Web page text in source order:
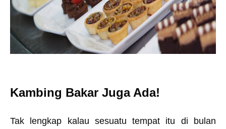
Kambing Bakar Juga Ada!
Tak lengkap kalau sesuatu tempat itu di bulan